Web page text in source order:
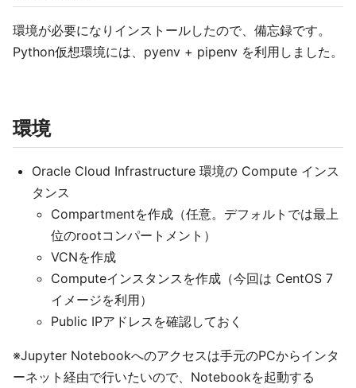
環境が必要になりインストールしたので、備忘録です。
Python仮想環境には、pyenv + pipenv を利用しました。
環境
Oracle Cloud Infrastructure 環境の Compute インス
タンス
Compartmentを作成（任意。デフォルトでは最上
位のrootコンパートメント）
VCNを作成
Computeインスタンスを作成（今回は CentOS 7
イメージを利用）
Public IPアドレスを確認しておく
※Jupyter Notebookへのアクセスは手元のPCからインタ
ーネット経由で行いたいので、Notebookを起動する